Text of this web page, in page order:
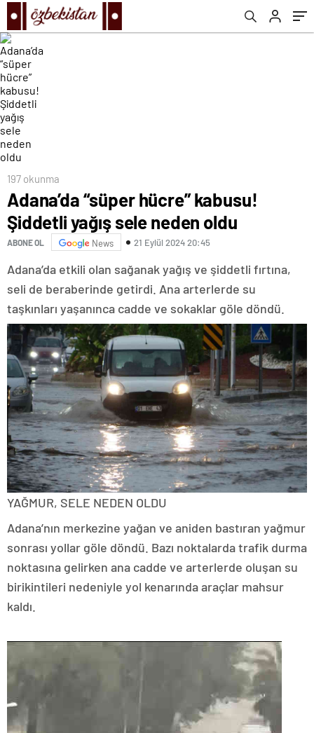
197 okunma
Adana’da “süper hücre” kabusu!
Şiddetli yağış sele neden oldu
ABONE OL News 21 Eylül 2024 20:45
Adana’da etkili olan sağanak yağış ve şiddetli fırtına,
seli de beraberinde getirdi. Ana arterlerde su
taşkınları yaşanınca cadde ve sokaklar göle döndü.
YAĞMUR, SELE NEDEN OLDU
Adana’nın merkezine yağan ve aniden bastıran yağmur
sonrası yollar göle döndü. Bazı noktalarda trafik durma
noktasına gelirken ana cadde ve arterlerde oluşan su
birikintileri nedeniyle yol kenarında araçlar mahsur
kaldı.